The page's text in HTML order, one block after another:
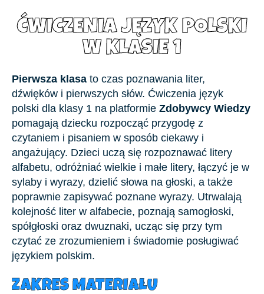
ĆWICZENIA JĘZYK POLSKI
W KLASIE 1
Pierwsza klasa to czas poznawania liter,
dźwięków i pierwszych słów. Ćwiczenia język
polski dla klasy 1 na platformie Zdobywcy Wiedzy
pomagają dziecku rozpocząć przygodę z
czytaniem i pisaniem w sposób ciekawy i
angażujący. Dzieci uczą się rozpoznawać litery
alfabetu, odróżniać wielkie i małe litery, łączyć je w
sylaby i wyrazy, dzielić słowa na głoski, a także
poprawnie zapisywać poznane wyrazy. Utrwalają
kolejność liter w alfabecie, poznają samogłoski,
spółgłoski oraz dwuznaki, ucząc się przy tym
czytać ze zrozumieniem i świadomie posługiwać
językiem polskim.
ZAKRES MATERIAŁU